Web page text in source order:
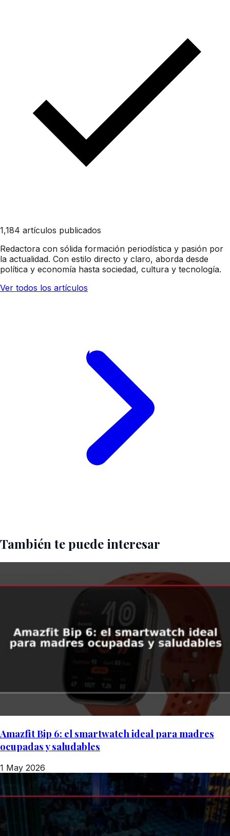
1,184 artículos publicados
Redactora con sólida formación periodística y pasión por
la actualidad. Con estilo directo y claro, aborda desde
política y economía hasta sociedad, cultura y tecnología.
Ver todos los artículos
También te puede interesar
Amazfit Bip 6: el smartwatch ideal para madres
ocupadas y saludables
1 May 2026